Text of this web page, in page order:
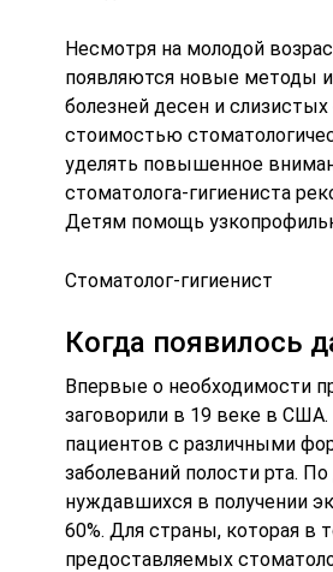
Несмотря на молодой
появляются новые методы
болезней десен и
стоимостью
уделять повышенное
стоматолога-гигиениста
Детям помощь
Стоматолог-гигиенист
Когда появилось
Впервые о необходимости
заговорили в 19 веке в
пациентов с различными
заболеваний полости рта.
нуждавшихся в получении
60%. Для страны, которая в
предоставляемых